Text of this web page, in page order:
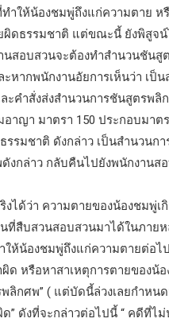
ให้น้องชมพู่ถึงแก่ความตาย ห
ผิดธรรมชาติ แต่ขณะนี้ ยังพิสูจ
สอบสวนจะต้องทำสำนวนชันสู
หากพนักงานอัยการเห็นว่า เป็
คำสั่งส่งสำนวนการชันสูตรพลิ
าญา มาตรา 150 ประกอบมาต
รมชาติ ดังกล่าว เป็นสำนวนก
งกล่าว กลับคืนไปยังพนักงานส
ได้ว่า ความตายของน้องชมพู่เ
สืบสวนสอบสวนมาได้ในภายห
ห้น้องชมพู่ถึงแก่ความตายต่อไ
หรือหาสาเหตุการตายของน้อ
ลิกศพ” ( แต่บัดนี้ล่วงเลยกำหน
” ดังที่จะกล่าวต่อไปนี้ “ คดีที่ไ